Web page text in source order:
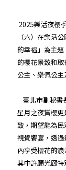
2025樂活夜櫻
（六）在樂活
的幸福」為主
的櫻花景致和
公主、樂佩公
臺北市副秘書
星月之夜賞櫻
致，期望能為
視覺饗宴，透
內享受櫻花的
其中許願光廊